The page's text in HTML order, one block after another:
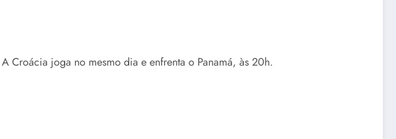
Croácia joga no mesmo dia e enfrenta o Panamá, às 20h.